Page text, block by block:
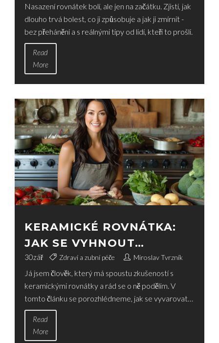
Nasazení rovnátek bolí, ale jen na začátku. Zjisti, jak
dlouho trvá bolest, co ji způsobuje a jak ji zmírnit -
bez přehánění a s reálnými tipy od lidí, kteří to prošli.
Read
More
KERAMICKÉ ROVNÁTKA:
JAK SE VYHNOUT
NÁVŠTĚVĚ ZDRAVOTNÍ
SESTRY
30zář Zdraví a zubní péče Miroslav Tvrzník
Já jsem člověk, který má spoustu zkušeností s
keramickými rovnátky a rád se o ně podělím. V
tomto článku se porozhlédneme, jak se vyvarovat
zbytečným návštěvám sestry při nošení
keramických rovnátek. Uvidíte, že s dodržováním
několika jednoduchých rad a tipů je to celkem
Read
More